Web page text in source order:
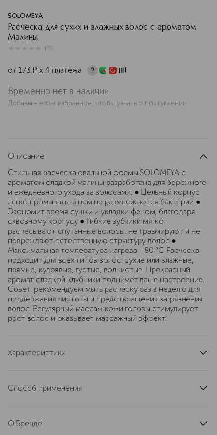
SOLOMEYA
Расческа для сухих и влажных волос с ароматом
Малины
(0)
от 173 ¤ х 4 платежа
Временно нет в наличии
Добавьте его в избранное, чтобы узнать о поступлении
Описание
Стильная расческа овальной формы SOLOMEYA с
ароматом сладкой малины разработана для бережного
и ежедневного ухода за волосами. ● Цельный корпус
легко промывать, в нем не размножаются бактерии ●
Экономит время сушки и укладки феном, благодаря
сквозному корпусу ● Гибкие зубчики мягко
расчесывают спутанные волосы, не травмируют и не
повреждают естественную структуру волос ●
Максимальная температура нагрева - 80 °C Расческа
подходит для всех типов волос: сухие или влажные,
прямые, кудрявые, густые, волнистые. Прекрасный
аромат сладкой клубники поднимет ваше настроение.
Совет: рекомендуем мыть расческу раз в неделю для
поддержания чистоты и предотвращения загрязнения
волос. Регулярный массаж кожи головы стимулирует
рост волос и оказывает массажный эффект.
Характеристики
Способ применения
О Бренде